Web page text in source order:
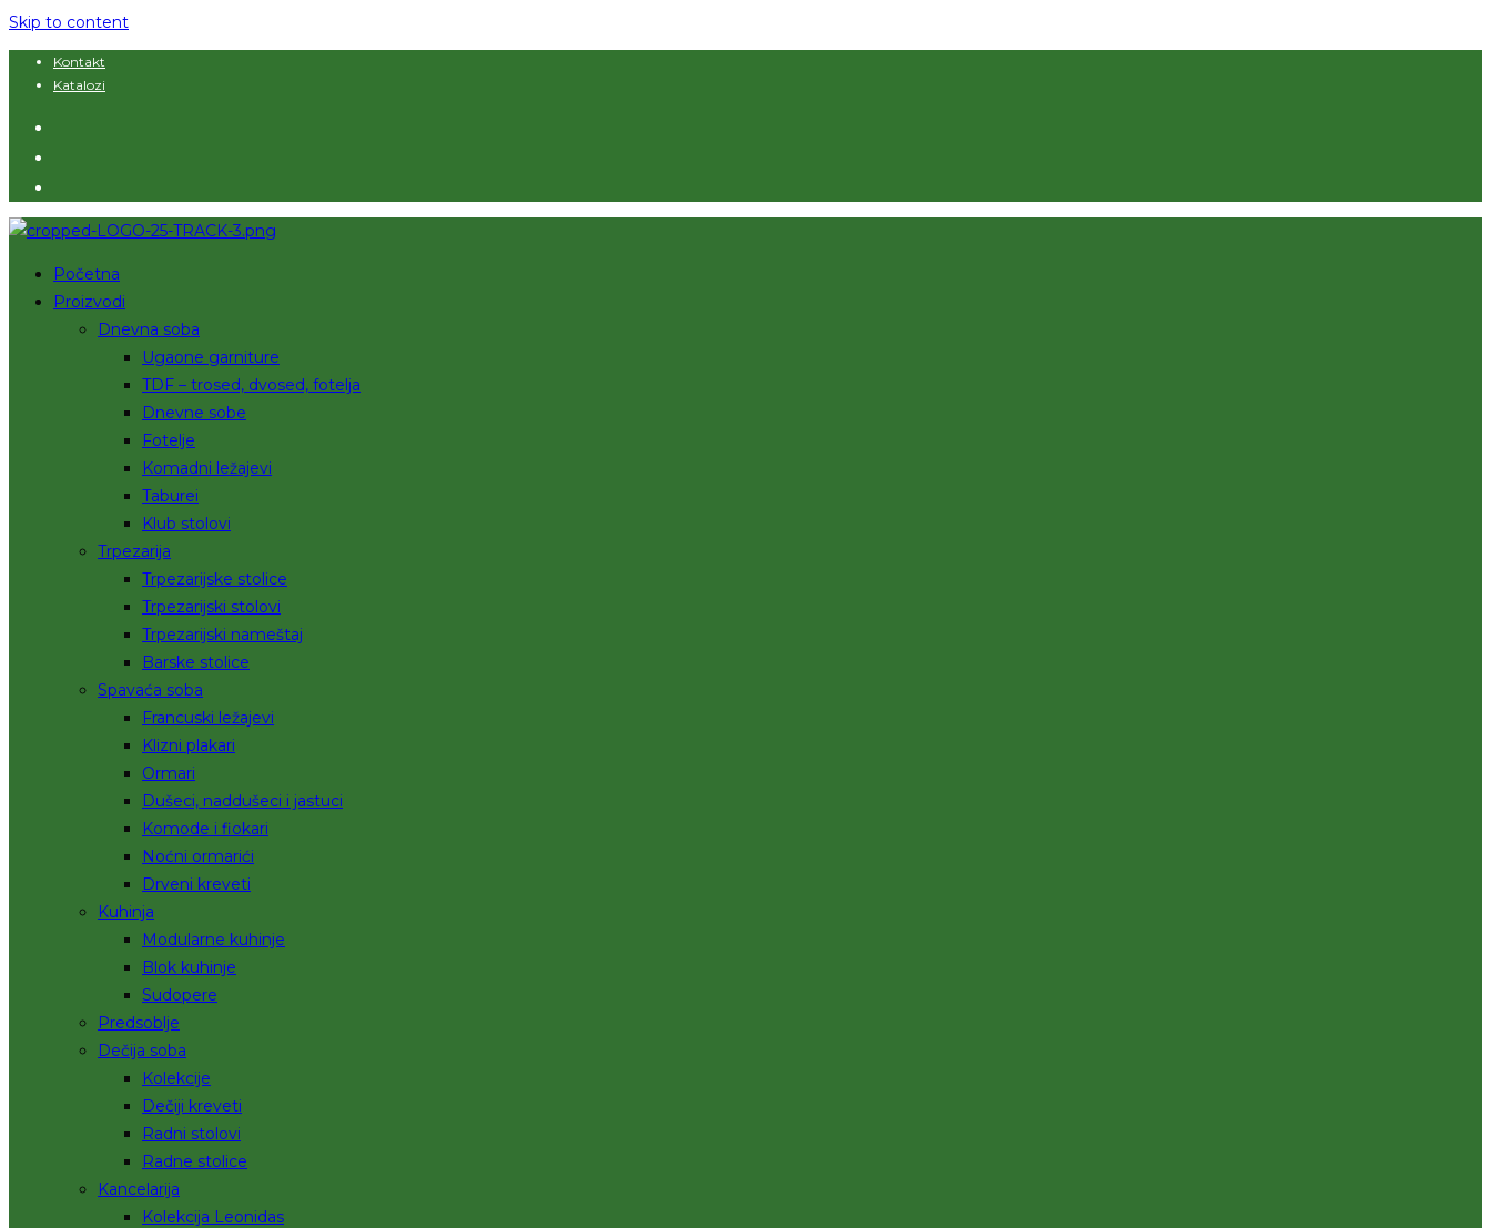
Skip to content
Kontakt
Katalozi
Početna
Proizvodi
Dnevna soba
Ugaone garniture
TDF – trosed, dvosed, fotelja
Dnevne sobe
Fotelje
Komadni ležajevi
Taburei
Klub stolovi
Trpezarija
Trpezarijske stolice
Trpezarijski stolovi
Trpezarijski nameštaj
Barske stolice
Spavaća soba
Francuski ležajevi
Klizni plakari
Ormari
Dušeci, naddušeci i jastuci
Komode i fiokari
Noćni ormarići
Drveni kreveti
Kuhinja
Modularne kuhinje
Blok kuhinje
Sudopere
Predsoblje
Dečija soba
Kolekcije
Dečiji kreveti
Radni stolovi
Radne stolice
Kancelarija
Kolekcija Leonidas